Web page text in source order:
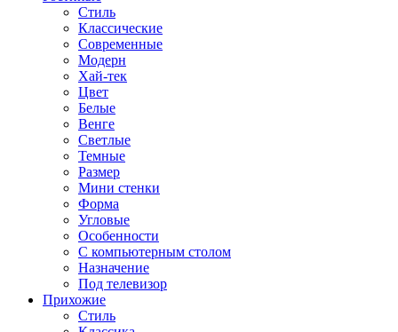
Стиль
Классические
Современные
Модерн
Хай-тек
Цвет
Белые
Венге
Светлые
Темные
Размер
Мини стенки
Форма
Угловые
Особенности
С компьютерным столом
Назначение
Под телевизор
Прихожие
Стиль